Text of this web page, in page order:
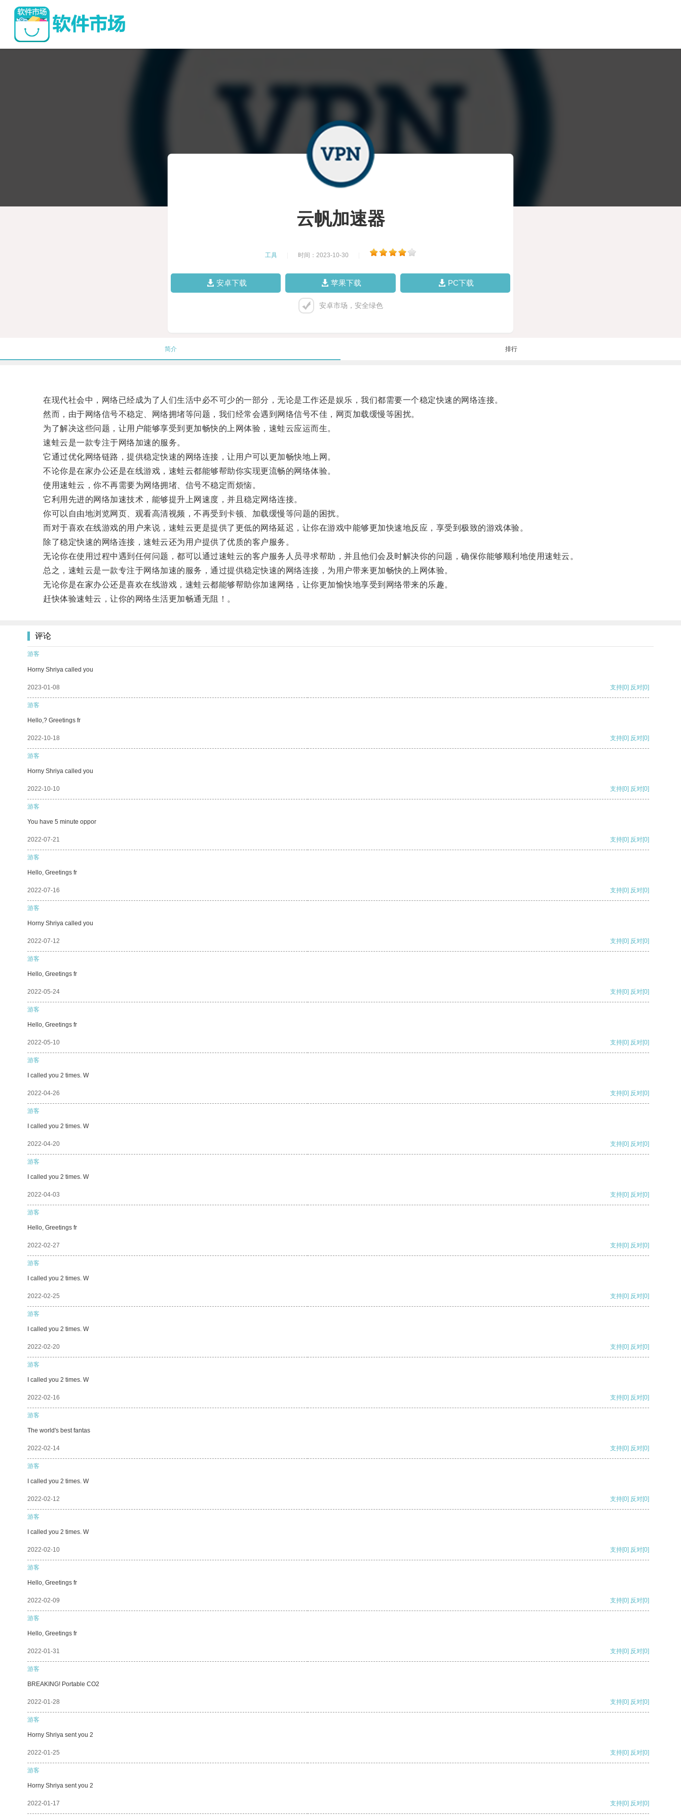
云帆加速器
工具 时间：2023-10-30
安卓下载 苹果下载 PC下载
安卓市场，安全绿色
简介 排行
在现代社会中，网络已经成为了人们生活中必不可少的一部分，无论是工作还是娱乐，我们都需要一个稳定快速的网络连接。
然而，由于网络信号不稳定、网络拥堵等问题，我们经常会遇到网络信号不佳，网页加载缓慢等困扰。
为了解决这些问题，让用户能够享受到更加畅快的上网体验，速蛙云应运而生。
速蛙云是一款专注于网络加速的服务。
它通过优化网络链路，提供稳定快速的网络连接，让用户可以更加畅快地上网。
不论你是在家办公还是在线游戏，速蛙云都能够帮助你实现更流畅的网络体验。
使用速蛙云，你不再需要为网络拥堵、信号不稳定而烦恼。
它利用先进的网络加速技术，能够提升上网速度，并且稳定网络连接。
你可以自由地浏览网页、观看高清视频，不再受到卡顿、加载缓慢等问题的困扰。
而对于喜欢在线游戏的用户来说，速蛙云更是提供了更低的网络延迟，让你在游戏中能够更加快速地反应，享受到极致的游戏体验。
除了稳定快速的网络连接，速蛙云还为用户提供了优质的客户服务。
无论你在使用过程中遇到任何问题，都可以通过速蛙云的客户服务人员寻求帮助，并且他们会及时解决你的问题，确保你能够顺利地使用速蛙云。
总之，速蛙云是一款专注于网络加速的服务，通过提供稳定快速的网络连接，为用户带来更加畅快的上网体验。
无论你是在家办公还是喜欢在线游戏，速蛙云都能够帮助你加速网络，让你更加愉快地享受到网络带来的乐趣。
赶快体验速蛙云，让你的网络生活更加畅通无阻！。
评论
游客
Horny Shriya called you
2023-01-08 支持[0] 反对[0]
游客
Hello,? Greetings fr
2022-10-18 支持[0] 反对[0]
游客
Horny Shriya called you
2022-10-10 支持[0] 反对[0]
游客
You have 5 minute oppor
2022-07-21 支持[0] 反对[0]
游客
Hello, Greetings fr
2022-07-16 支持[0] 反对[0]
游客
Horny Shriya called you
2022-07-12 支持[0] 反对[0]
游客
Hello, Greetings fr
2022-05-24 支持[0] 反对[0]
游客
Hello, Greetings fr
2022-05-10 支持[0] 反对[0]
游客
I called you 2 times. W
2022-04-26 支持[0] 反对[0]
游客
I called you 2 times. W
2022-04-20 支持[0] 反对[0]
游客
I called you 2 times. W
2022-04-03 支持[0] 反对[0]
游客
Hello, Greetings fr
2022-02-27 支持[0] 反对[0]
游客
I called you 2 times. W
2022-02-25 支持[0] 反对[0]
游客
I called you 2 times. W
2022-02-20 支持[0] 反对[0]
游客
I called you 2 times. W
2022-02-16 支持[0] 反对[0]
游客
The world's best fantas
2022-02-14 支持[0] 反对[0]
游客
I called you 2 times. W
2022-02-12 支持[0] 反对[0]
游客
I called you 2 times. W
2022-02-10 支持[0] 反对[0]
游客
Hello, Greetings fr
2022-02-09 支持[0] 反对[0]
游客
Hello, Greetings fr
2022-01-31 支持[0] 反对[0]
游客
BREAKING! Portable CO2
2022-01-28 支持[0] 反对[0]
游客
Horny Shriya sent you 2
2022-01-25 支持[0] 反对[0]
游客
Horny Shriya sent you 2
2022-01-17 支持[0] 反对[0]